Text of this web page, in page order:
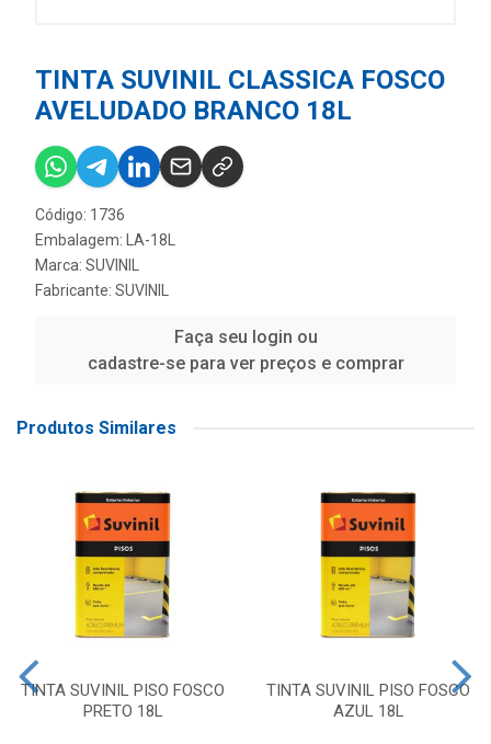
TINTA SUVINIL CLASSICA FOSCO
AVELUDADO BRANCO 18L
Código: 1736
Embalagem: LA-18L
Marca: SUVINIL
Fabricante: SUVINIL
Faça seu login ou
cadastre-se para ver preços e comprar
Produtos Similares
TINTA SUVINIL PISO FOSCO
PRETO 18L
TINTA SUVINIL PISO FOSCO
AZUL 18L